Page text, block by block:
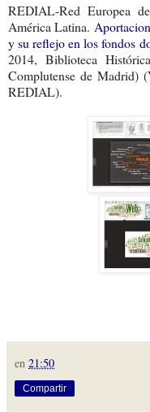
REDIAL-Red Europea
América Latina.
y su reflejo en los fondos
2014, Biblioteca
Complutense de Madrid)
REDIAL).
en 21:50
Compartir